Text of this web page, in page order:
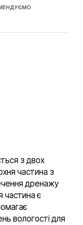
з двох
частина з
дренажу
частина є
вологості для